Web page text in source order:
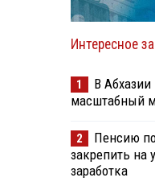
Интересное
1
В
масштабный
2
Пенсию
закрепить на
заработка